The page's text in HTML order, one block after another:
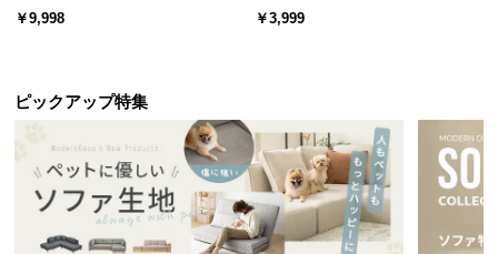
ード 木目/石目調 オープン収納・
￥9,998
スチール 4段階高さ調節 サイドフ
￥3,999
ピックアップ特集